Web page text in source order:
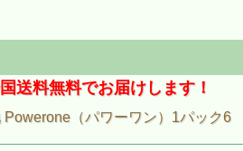
送料無料でお届けします！
（パワーワン）1パック6